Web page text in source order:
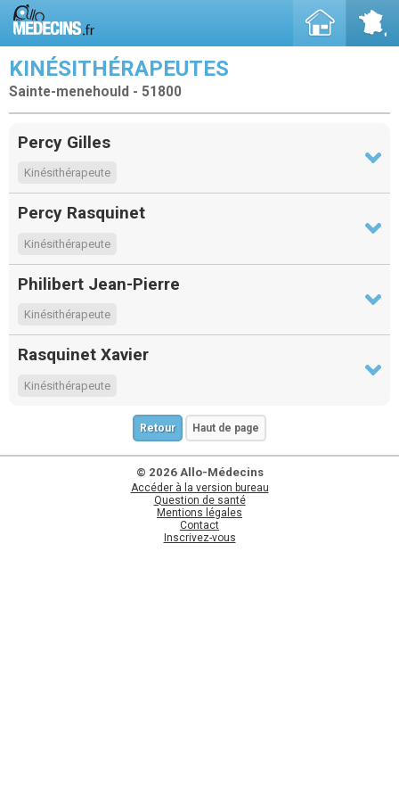
KINÉSITHÉRAPEUTES
Sainte-menehould - 51800
Percy Gilles
Kinésithérapeute
Percy Rasquinet
Kinésithérapeute
Philibert Jean-Pierre
Kinésithérapeute
Rasquinet Xavier
Kinésithérapeute
Retour Haut de page
© 2026 Allo-Médecins
Accéder à la version bureau
Question de santé
Mentions légales
Contact
Inscrivez-vous